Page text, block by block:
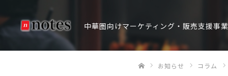
中華圏向けマーケティング・販売支援事業
お知らせ コラム